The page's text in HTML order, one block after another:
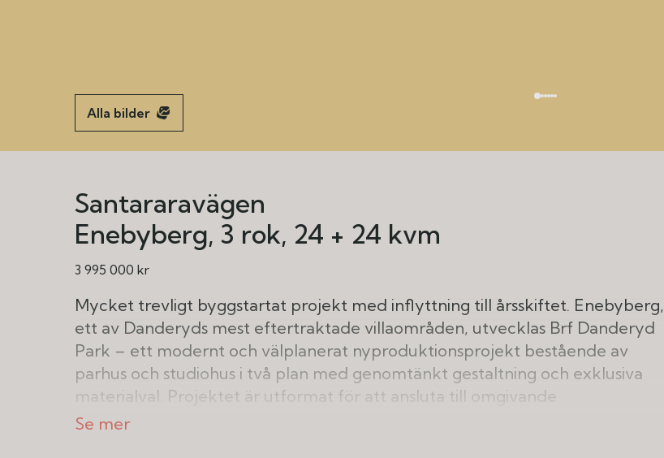
Alla bilder
Santararavägen
Enebyberg 3 rok 24 + 24 kvm
3 995 000 kr
Mycket trevligt byggstartat projekt med inflyttning till årsskiftet. Enebyberg,
ett av Danderyds mest eftertraktade villaområden, utvecklas Brf Danderyd
Park – ett modernt och välplanerat nyproduktionsprojekt bestående av
parhus och studiohus i två plan med genomtänkt gestaltning och exklusiva
materialval. Projektet är utformat för att ansluta till omgivande
villabebyggelse, där arkitekturen präglas av rena linjer, träfasader och en